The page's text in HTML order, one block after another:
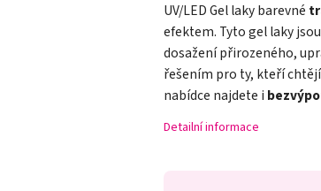
UV/LED Gel laky barevné
efektem. Tyto gel laky
dosažení přirozeného,
řešením pro ty, kteří
nabídce najdete i
Detailní informace